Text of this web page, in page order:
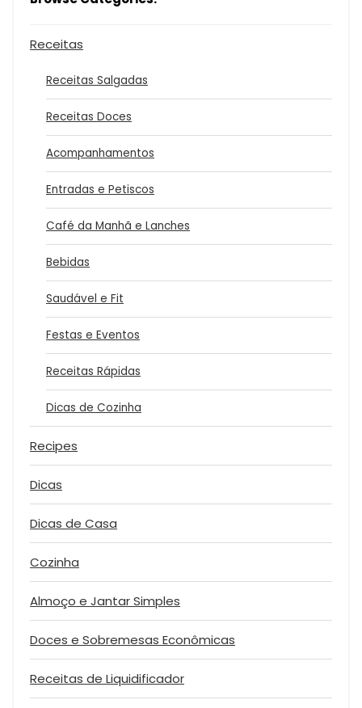
Receitas
Receitas Salgadas
Receitas Doces
Acompanhamentos
Entradas e Petiscos
Café da Manhã e Lanches
Bebidas
Saudável e Fit
Festas e Eventos
Receitas Rápidas
Dicas de Cozinha
Recipes
Dicas
Dicas de Casa
Cozinha
Almoço e Jantar Simples
Doces e Sobremesas Econômicas
Receitas de Liquidificador